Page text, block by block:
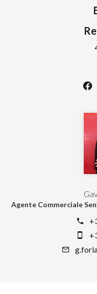
Agente Commerciale